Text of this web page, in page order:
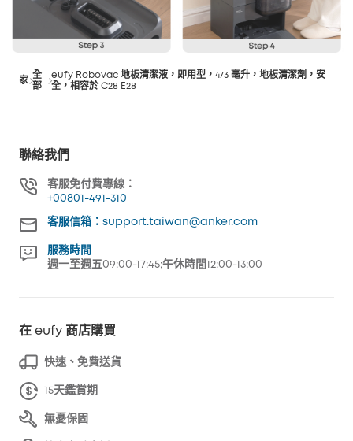
家
全
部
eufy Robovac 地板清潔液，即用型，473 毫升，地板清潔劑，安
全，相容於 C28 E28
聯絡我們
客服免付費專線：
+00801-491-310
客服信箱：support.taiwan@anker.com
服務時間
週一至週五09:00-17:45;午休時間12:00-13:00
在 eufy 商店購買
快速、免費送貨
15天鑑賞期
無憂保固